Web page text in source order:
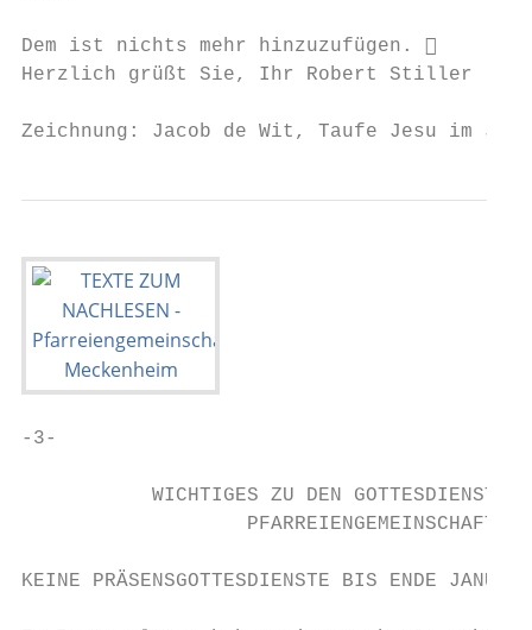
Dem ist nichts mehr hinzuzufügen. 
Herzlich grüßt Sie, Ihr Robert Stiller
Zeichnung: Jacob de Wit, Taufe Jesu im
-3-
WICHTIGES ZU DEN GOTTESDIENSTEN
                   PFARREIENGEMEINSCHAFT
KEINE PRÄSENSGOTTESDIENSTE BIS ENDE